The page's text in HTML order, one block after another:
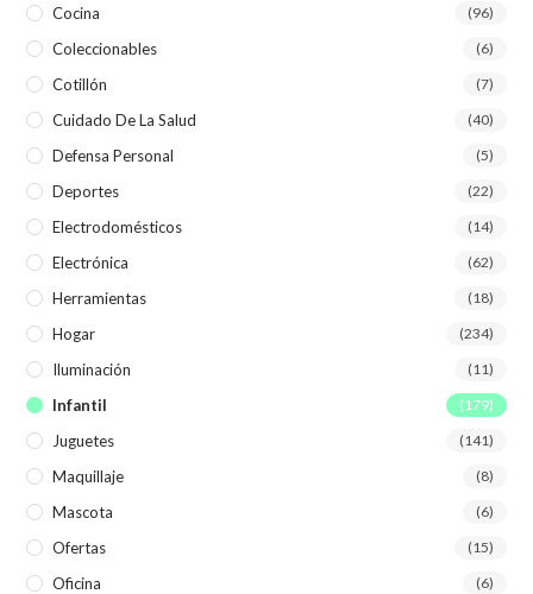
Cocina (96)
Coleccionables (6)
Cotillón (7)
Cuidado De La Salud (40)
Defensa Personal (5)
Deportes (22)
Electrodomésticos (14)
Electrónica (62)
Herramientas (18)
Hogar (234)
Iluminación (11)
Infantil (179)
Juguetes (141)
Maquillaje (8)
Mascota (6)
Ofertas (15)
Oficina (6)